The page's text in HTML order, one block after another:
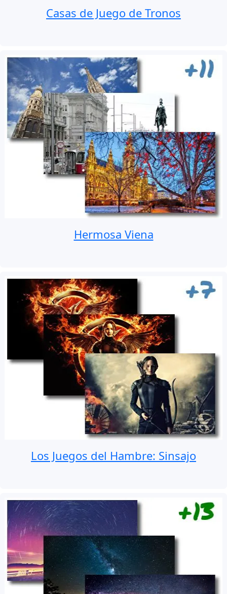
Casas de Juego de Tronos
Hermosa Viena
Los Juegos del Hambre: Sinsajo